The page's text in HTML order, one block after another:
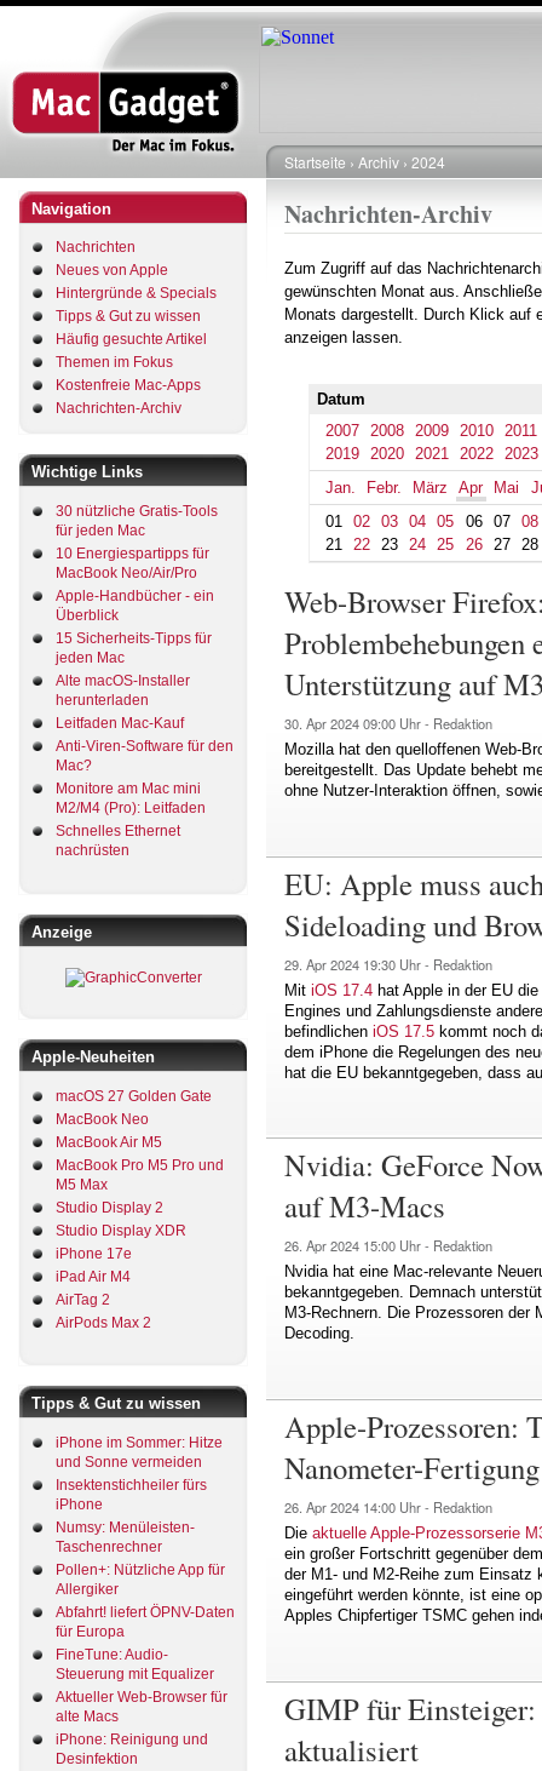
Direkt
zum
Navigation
Nachrichten
Neues von Apple
Hintergründe & Specials
Tipps & Gut zu wissen
Häufig gesuchte Artikel
Themen im Fokus
Kostenfreie Mac-Apps
Nachrichten-Archiv
Wichtige Links
30 nützliche Gratis-Tools
für jeden Mac
10 Energiespartipps für
MacBook Neo/Air/Pro
Apple-Handbücher - ein
Überblick
15 Sicherheits-Tipps für
jeden Mac
Alte macOS-Installer
herunterladen
Leitfaden Mac-Kauf
Anti-Viren-Software für den
Mac?
Monitore am Mac mini
M2/M4 (Pro): Leitfaden
Schnelles Ethernet
nachrüsten
Anzeige
Apple-Neuheiten
macOS 27 Golden Gate
MacBook Neo
MacBook Air M5
MacBook Pro M5 Pro und
M5 Max
Studio Display 2
Studio Display XDR
iPhone 17e
iPad Air M4
AirTag 2
AirPods Max 2
Tipps & Gut zu wissen
iPhone im Sommer: Hitze
und Sonne vermeiden
Insektenstichheiler fürs
iPhone
Numsy: Menüleisten-
Taschenrechner
Pollen+: Nützliche App für
Allergiker
Abfahrt! liefert ÖPNV-Daten
für Europa
FineTune: Audio-
Steuerung mit Equalizer
Aktueller Web-Browser für
alte Macs
iPhone: Reinigung und
Desinfektion
Pfadnavigation
Startseite Archiv 2024
Nachrichten-Archiv
Zum Zugriff auf das
gewünschten Monat aus.
Monats dargestellt. Durch Klick auf
anzeigen lassen.
Datum
2007
2008 2009 2010
2011
2019
2020 2021 2022
2023
Jan.
Febr. März Apr Mai
01
02 03 04 05 06 07
08
21
22 23 24 25 26 27 28
Web-Browser
Problembehebungen
Unterstützung auf
30. Apr 202409:00 Uhr - Redaktion
Mozilla hat den quelloffenen Web-
bereitgestellt. Das Update behebt
ohne Nutzer-Interaktion öffnen,
EU: Apple muss
Sideloading und
29. Apr 2024 19:30 Uhr - Redaktion
Mit iOS 17.4 hat Apple in der EU
Engines und Zahlungsdienste
befindlichen iOS 17.5 kommt noch
dem iPhone die Regelungen des
hat die EU bekanntgegeben, dass
Nvidia: GeForce
auf M3-Macs
26. Apr 2024 15:00 Uhr - Redaktion
Nvidia hat eine Mac-relevante
bekanntgegeben. Demnach
M3-Rechnern. Die Prozessoren der
Decoding.
Apple-Prozessoren:
Nanometer-
26. Apr 2024 14:00 Uhr - Redaktion
Die aktuelle Apple-Prozessorserie
ein großer Fortschritt gegenüber
der M1- und M2-Reihe zum Einsatz
eingeführt werden könnte, ist eine
Apples Chipfertiger TSMC gehen
GIMP für Einsteiger:
aktualisiert